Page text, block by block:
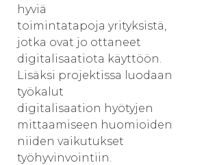
hyviä
toimintatapoja yrityksistä,
jotka ovat jo ottaneet
digitalisaatiota käyttöön.
Lisäksi projektissa luodaan
työkalut
digitalisaation hyötyjen
mittaamiseen huomioiden
niiden vaikutukset
työhyvinvointiin.